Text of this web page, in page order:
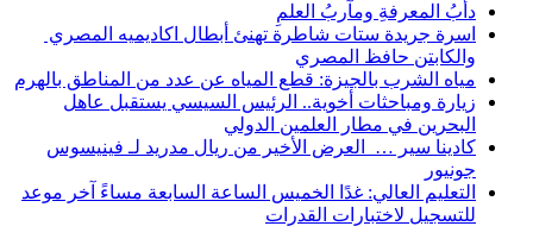
دأبُ المعرفةِ ومآربُ العلمِ
اسرة جريدة ستات شاطرة تهنئ أبطال اكاديميه المصري
والكابتن حافظ المصري
مياه الشرب بالجيزة: قطع المياه عن عدد من المناطق بالهرم
زيارة ومباحثات أخوية.. الرئيس السيسي يستقبل عاهل
البحرين في مطار العلمين الدولي
كادينا سير … العرض الأخير من ريال مدريد لـ فينيسوس
جونيور
التعليم العالي: غدًا الخميس الساعة السابعة مساءً آخر موعد
للتسجيل لاختبارات القدرات